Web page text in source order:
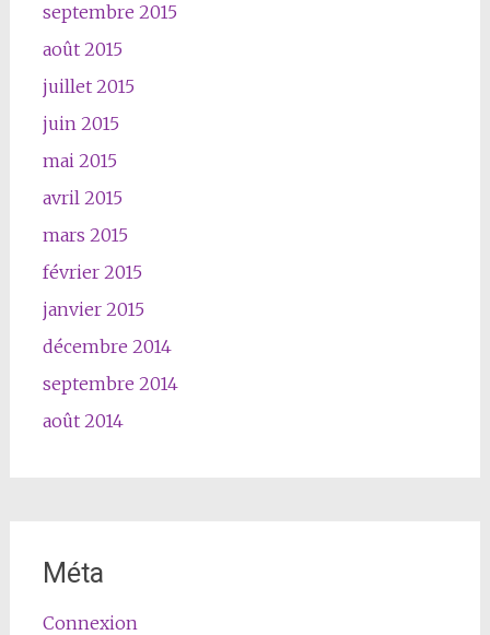
septembre 2015
août 2015
juillet 2015
juin 2015
mai 2015
avril 2015
mars 2015
février 2015
janvier 2015
décembre 2014
septembre 2014
août 2014
Méta
Connexion